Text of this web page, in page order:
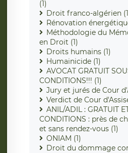
(1)
Droit franco-algérien
Rénovation
Méthodologie du
en Droit (1)
Droits humains (1)
Humainicide (1)
AVOCAT GRATUIT
CONDITIONS!!! (1)
Jury et jurés de Cour
Verdict de Cour
ANIL/ADIL : GRATUIT
CONDITIONS : près de
et sans rendez-vous (1)
ONIAM (1)
Droit du dommage